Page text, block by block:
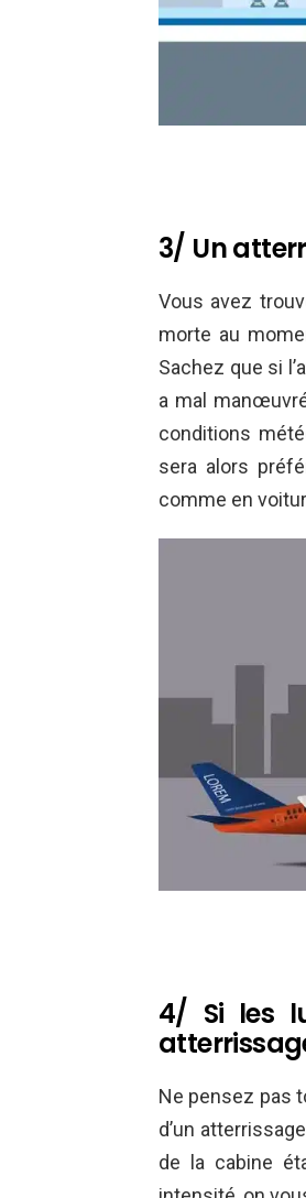
3/ Un
Vous avez
morte au
Sachez que si
a mal
conditions
sera alors
comme en
4/ Si les
Ne pensez pas
d’un
de la cabine